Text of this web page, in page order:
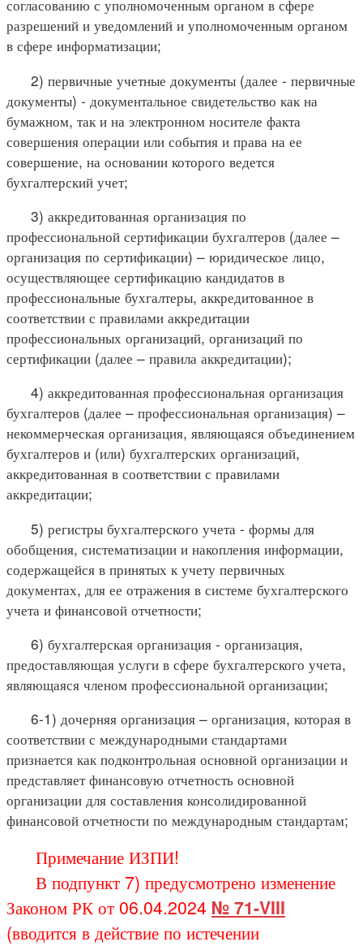
согласованию с уполномоченным органом в сфере
разрешений и уведомлений и уполномоченным органом
в сфере информатизации;
2) первичные учетные документы (далее - первичные
документы) - документальное свидетельство как на
бумажном, так и на электронном носителе факта
совершения операции или события и права на ее
совершение, на основании которого ведется
бухгалтерский учет;
3) аккредитованная организация по
профессиональной сертификации бухгалтеров (далее –
организация по сертификации) – юридическое лицо,
осуществляющее сертификацию кандидатов в
профессиональные бухгалтеры, аккредитованное в
соответствии с правилами аккредитации
профессиональных организаций, организаций по
сертификации (далее – правила аккредитации);
4) аккредитованная профессиональная организация
бухгалтеров (далее – профессиональная организация) –
некоммерческая организация, являющаяся объединением
бухгалтеров и (или) бухгалтерских организаций,
аккредитованная в соответствии с правилами
аккредитации;
5) регистры бухгалтерского учета - формы для
обобщения, систематизации и накопления информации,
содержащейся в принятых к учету первичных
документах, для ее отражения в системе бухгалтерского
учета и финансовой отчетности;
6) бухгалтерская организация - организация,
предоставляющая услуги в сфере бухгалтерского учета,
являющаяся членом профессиональной организации;
6-1) дочерняя организация – организация, которая в
соответствии с международными стандартами
признается как подконтрольная основной организации и
представляет финансовую отчетность основной
организации для составления консолидированной
финансовой отчетности по международным стандартам;
Примечание ИЗПИ!
В подпункт 7) предусмотрено изменение
Законом РК от 06.04.2024 № 71-VIII
(вводится в действие по истечении